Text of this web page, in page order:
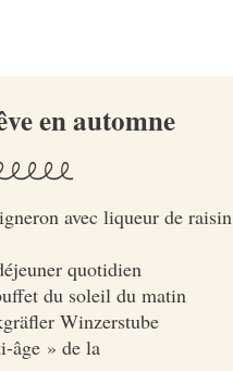
en automne
avec liqueur de raisin
quotidien
du soleil du matin
Winzerstube
âge » de la